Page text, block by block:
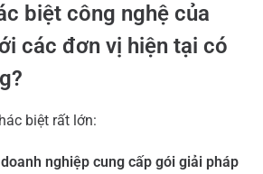
biệt công nghệ của
các đơn vị hiện tại có
biệt rất lớn:
nghiệp cung cấp gói giải pháp